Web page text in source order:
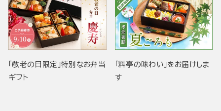
「敬老の日限定」特別なお弁当
ギフト
「料亭の味わい」をお届けしま
す